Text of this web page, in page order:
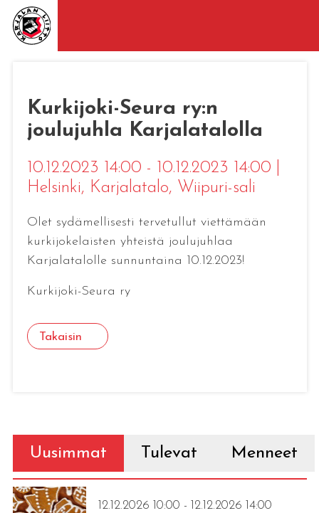
Kurkijoki-Seura ry:n
joulujuhla Karjalatalolla
10.12.2023 14:00 - 10.12.2023 14:00
Helsinki, Karjalatalo, Wiipuri-sali
Olet sydämellisesti tervetullut viettämään
kurkijokelaisten yhteistä joulujuhlaa
Karjalatalolle sunnuntaina 10.12.2023!
Kurkijoki-Seura ry
Takaisin
Uusimmat Tulevat Menneet
12.12.2026 10:00 - 12.12.2026 14:00